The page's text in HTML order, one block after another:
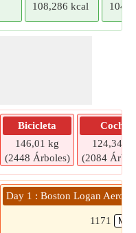
108,286 kcal
Bicicleta
146,01 kg
(2448 Árboles)
Coche
124,34 kg
(2084
Day 1 : Boston Logan
1171